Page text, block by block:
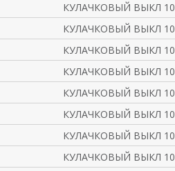
КУЛАЧКОВЫЙ ВЫКЛ
КУЛАЧКОВЫЙ ВЫКЛ
КУЛАЧКОВЫЙ ВЫКЛ
КУЛАЧКОВЫЙ ВЫКЛ
КУЛАЧКОВЫЙ ВЫКЛ
КУЛАЧКОВЫЙ ВЫКЛ
КУЛАЧКОВЫЙ ВЫКЛ
КУЛАЧКОВЫЙ ВЫКЛ